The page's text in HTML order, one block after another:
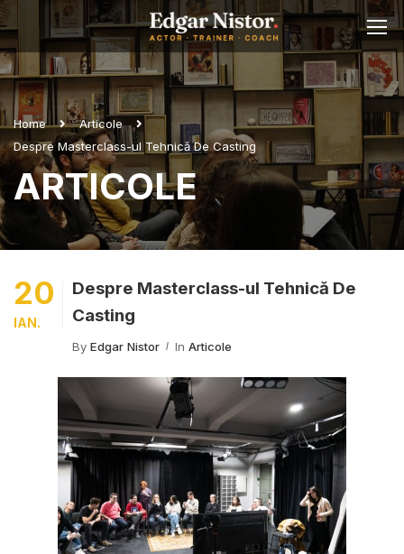
Home
Articole
Despre Masterclass-ul Tehnică De Casting
ARTICOLE
20
IAN.
Despre Masterclass-ul Tehnică De
Casting
By Edgar Nistor In Articole